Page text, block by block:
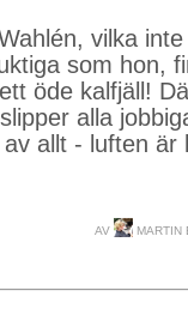
vilka
som hon,
öde kalfjäll!
alla
allt - luften är
AV MARTIN